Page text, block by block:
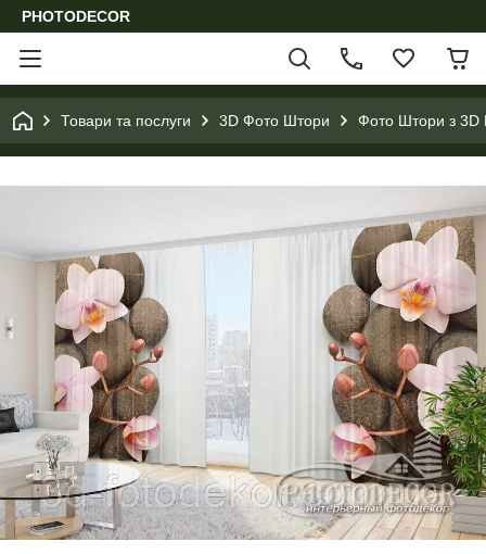
PHOTODECOR
Товари та послуги 3D Фото Штори Фото Штори з 3D